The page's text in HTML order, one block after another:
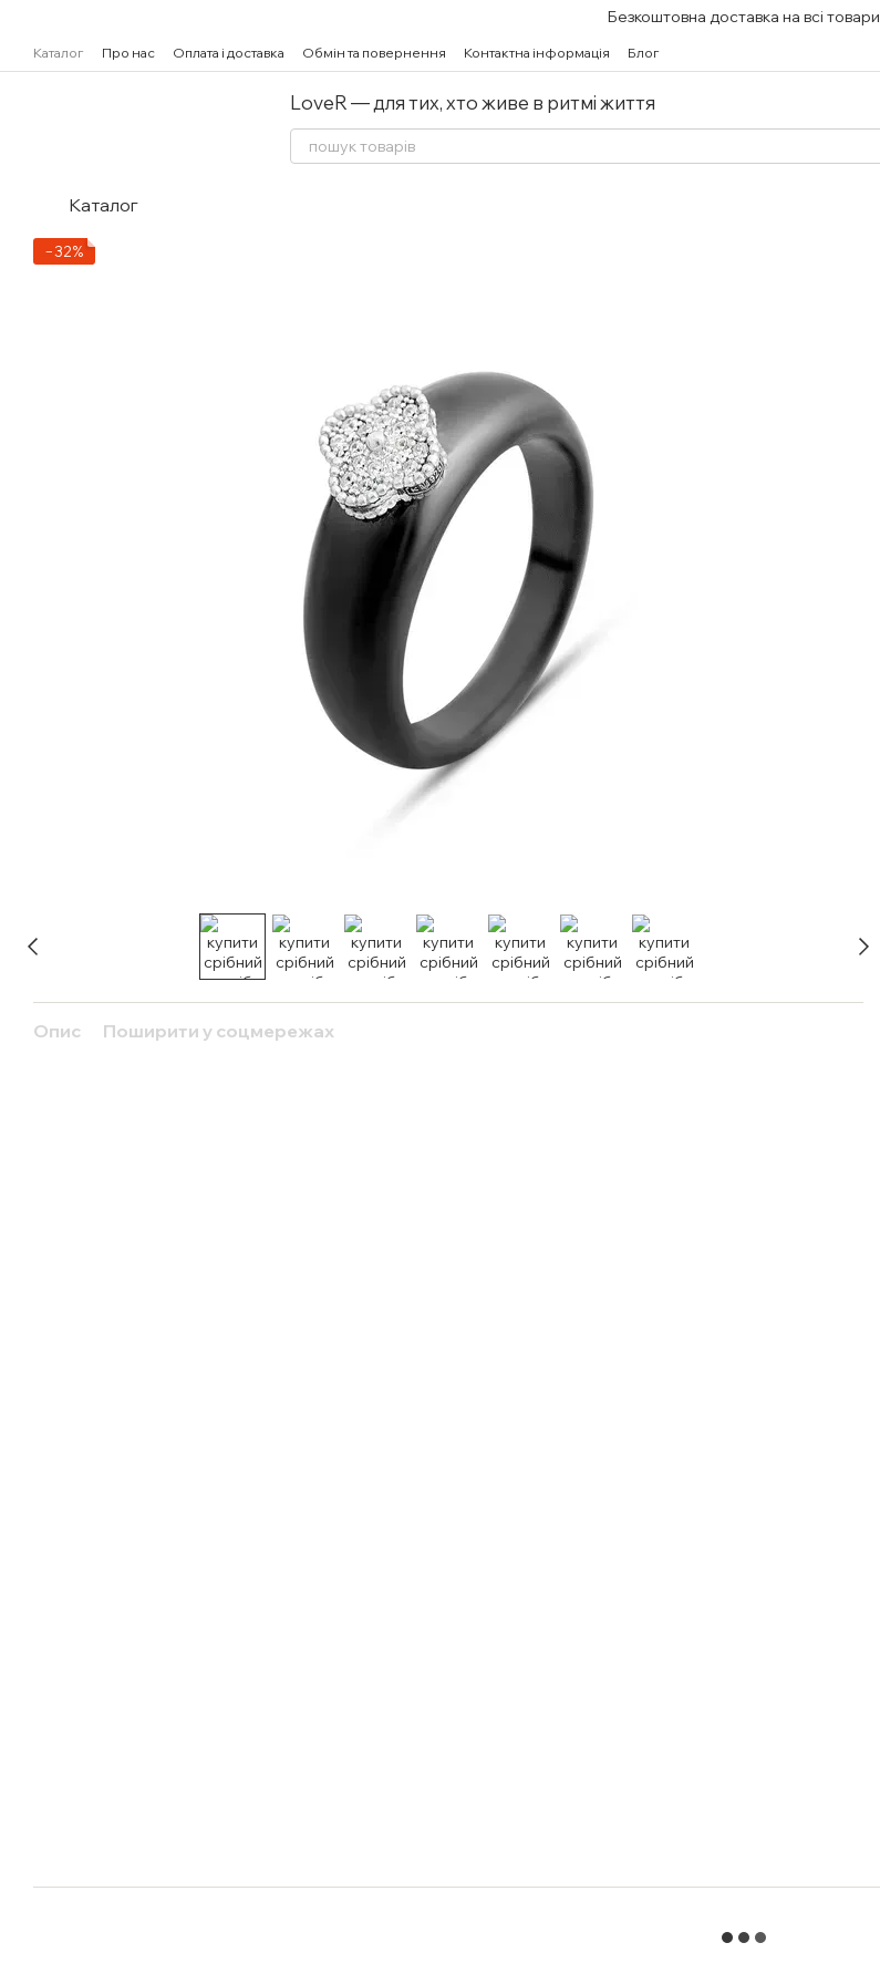
Безкоштовна доставка на всі товари
Каталог Про нас Оплата і доставка Обмін та повернення Контактна інформація Блог
LoveR — для тих, хто живе в ритмі життя
Каталог
−32%
Опис Поширити у соцмережах